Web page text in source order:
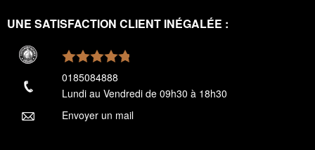
UNE SATISFACTION CLIENT INÉGALÉE :
0185084888
Lundi au Vendredi de 09h30 à 18h30
Envoyer un mail